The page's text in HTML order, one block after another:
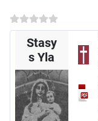
Stasy
s Yla